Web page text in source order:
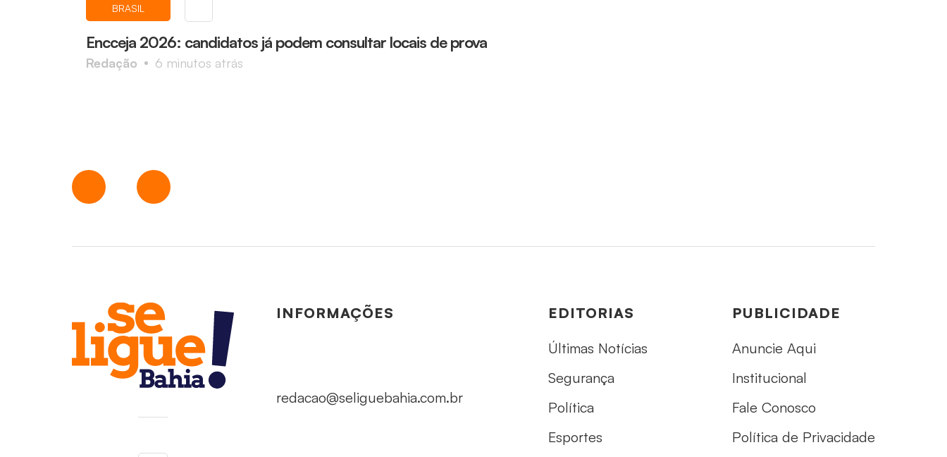
BRASIL
Encceja 2026: candidatos já podem consultar locais de prova
Redação 6 minutos atrás
INFORMAÇÕES
redacao@seliguebahia.com.br
EDITORIAS
Últimas Notícias
Segurança
Política
Esportes
PUBLICIDADE
Anuncie Aqui
Institucional
Fale Conosco
Política de Privacidade